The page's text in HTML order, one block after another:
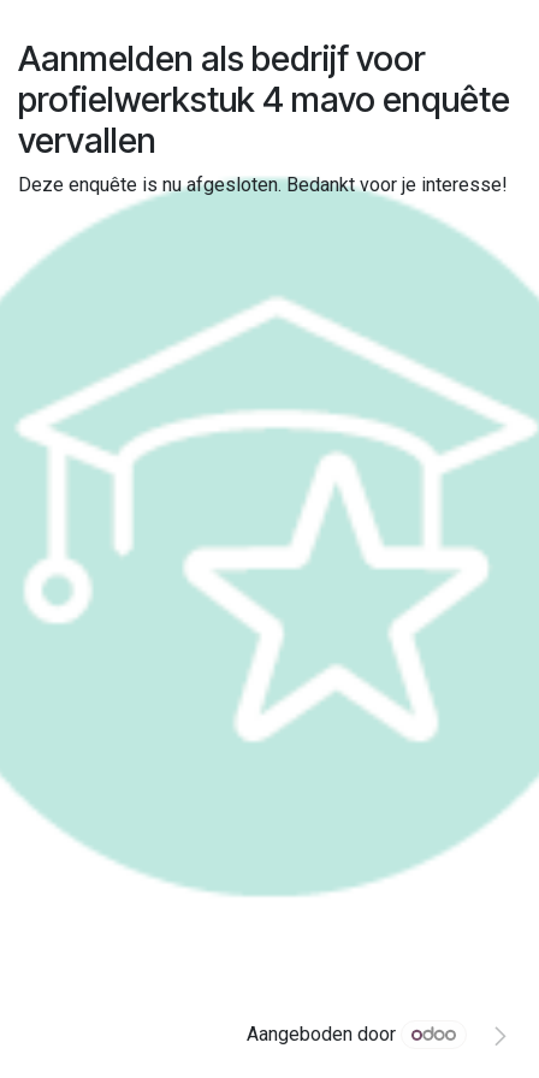
Aanmelden als bedrijf voor
profielwerkstuk 4 mavo enquête
vervallen
Deze enquête is nu afgesloten. Bedankt voor je interesse!
Aangeboden door